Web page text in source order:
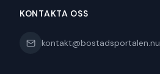
KONTAKTA OSS
kontakt@bostadsportalen.nu